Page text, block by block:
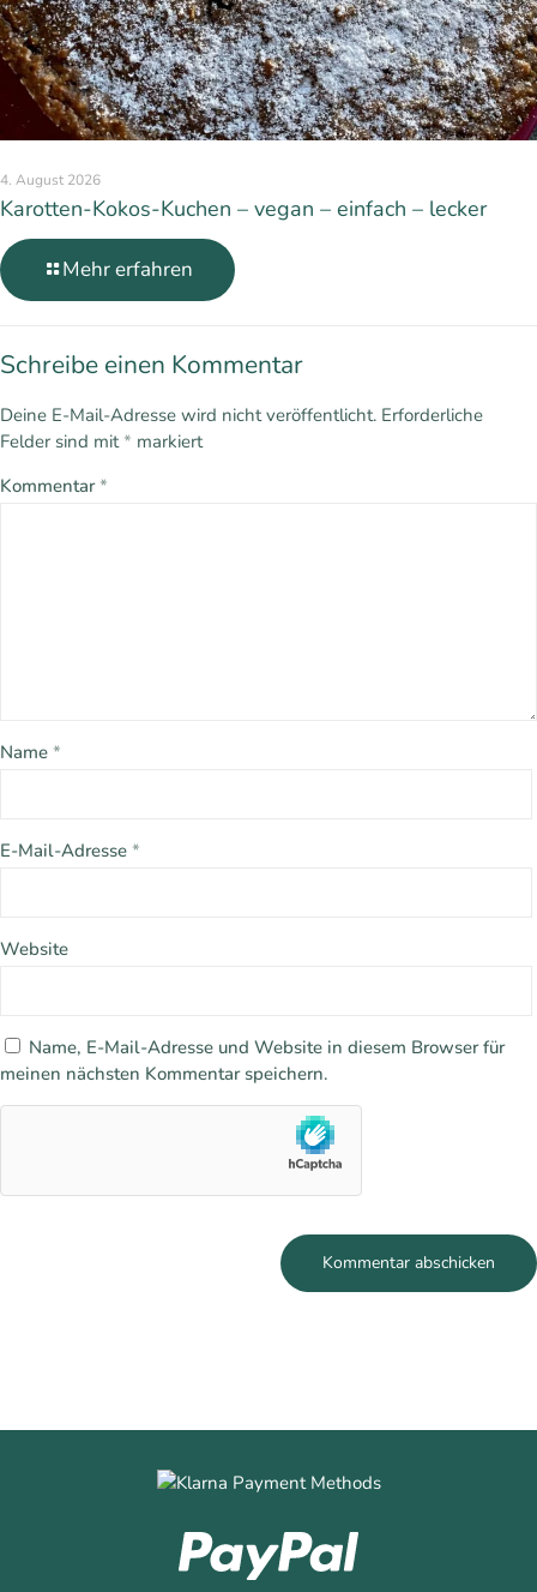
4. August 2026
Karotten-Kokos-Kuchen – vegan – einfach – lecker
Mehr erfahren
Schreibe einen Kommentar
Deine E-Mail-Adresse wird nicht veröffentlicht. Erforderliche
Felder sind mit * markiert
Kommentar *
Name *
E-Mail-Adresse *
Website
Name, E-Mail-Adresse und Website in diesem Browser für
meinen nächsten Kommentar speichern.